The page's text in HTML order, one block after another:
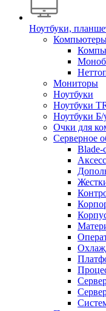
Ноутбуки,
Мониторы
Ноутбуки
Ноутбуки
Ноутбуки Б/
Очки для
Серверное
Blade-